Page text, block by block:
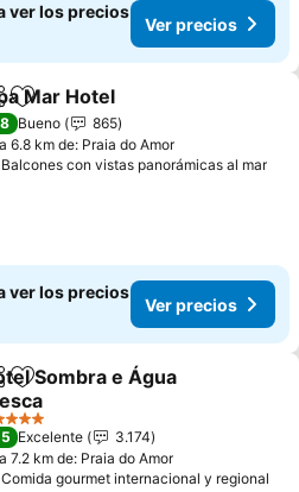
ver los precios
Ver precios
Añadir a favoritos
Mar Hotel
Bueno
865
a 6.8 km de: Praia do Amor
Balcones con vistas panorámicas al mar
ver los precios
Ver precios
Añadir a favoritos
Sombra e Água
precios
Excelente
3.174
a 7.2 km de: Praia do Amor
Comida gourmet internacional y regional